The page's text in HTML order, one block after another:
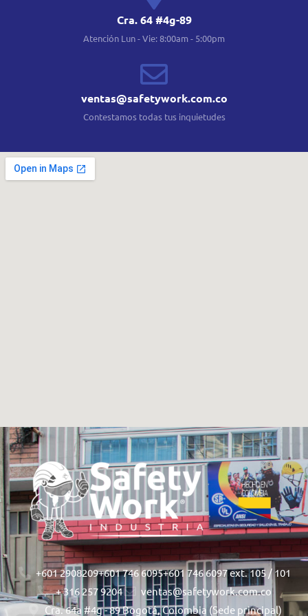
Cra. 64 #4g-89
Atención Lun - Vie: 8:00am - 5:00pm
ventas@safetywork.com.co
Contestamos todas tus inquietudes
+601 2908209+601 746 6095+601 746 6097 ext. 105 / 101
+ 316 257 9204
ventas@safetywork.com.co
Cra. 64a #4g - 89 Bogotá, Colombia (Sede principal)